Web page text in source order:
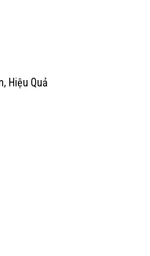
Hiệu Quả